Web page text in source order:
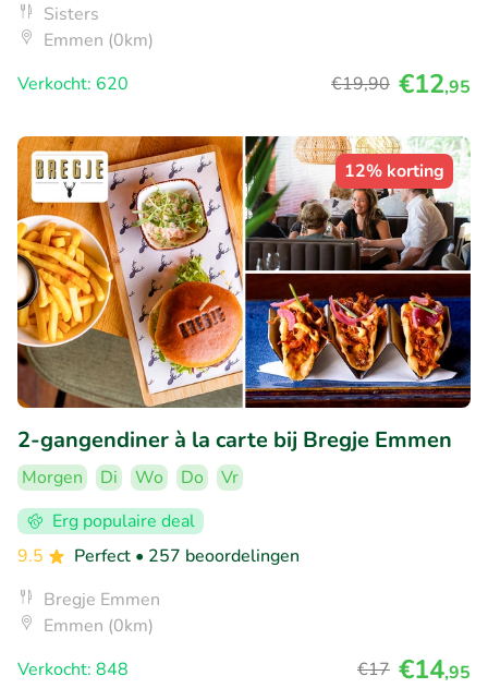
Sisters
Emmen (0km)
Verkocht: 620
€19,90 €12,95
12% korting
2-gangendiner à la carte bij Bregje Emmen
Morgen Di Wo Do
Vr
Erg populaire deal
9.5
Perfect • 257 beoordelingen
Bregje Emmen
Emmen (0km)
Verkocht: 848
€17 €14,95